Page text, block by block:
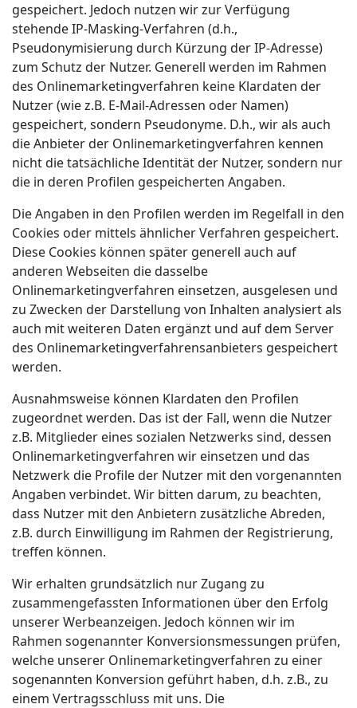
gespeichert. Jedoch nutzen wir zur Verfügung
stehende IP-Masking-Verfahren (d.h.,
Pseudonymisierung durch Kürzung der IP-Adresse)
zum Schutz der Nutzer. Generell werden im Rahmen
des Onlinemarketingverfahren keine Klardaten der
Nutzer (wie z.B. E-Mail-Adressen oder Namen)
gespeichert, sondern Pseudonyme. D.h., wir als auch
die Anbieter der Onlinemarketingverfahren kennen
nicht die tatsächliche Identität der Nutzer, sondern nur
die in deren Profilen gespeicherten Angaben.
Die Angaben in den Profilen werden im Regelfall in den
Cookies oder mittels ähnlicher Verfahren gespeichert.
Diese Cookies können später generell auch auf
anderen Webseiten die dasselbe
Onlinemarketingverfahren einsetzen, ausgelesen und
zu Zwecken der Darstellung von Inhalten analysiert als
auch mit weiteren Daten ergänzt und auf dem Server
des Onlinemarketingverfahrensanbieters gespeichert
werden.
Ausnahmsweise können Klardaten den Profilen
zugeordnet werden. Das ist der Fall, wenn die Nutzer
z.B. Mitglieder eines sozialen Netzwerks sind, dessen
Onlinemarketingverfahren wir einsetzen und das
Netzwerk die Profile der Nutzer mit den vorgenannten
Angaben verbindet. Wir bitten darum, zu beachten,
dass Nutzer mit den Anbietern zusätzliche Abreden,
z.B. durch Einwilligung im Rahmen der Registrierung,
treffen können.
Wir erhalten grundsätzlich nur Zugang zu
zusammengefassten Informationen über den Erfolg
unserer Werbeanzeigen. Jedoch können wir im
Rahmen sogenannter Konversionsmessungen prüfen,
welche unserer Onlinemarketingverfahren zu einer
sogenannten Konversion geführt haben, d.h. z.B., zu
einem Vertragsschluss mit uns. Die